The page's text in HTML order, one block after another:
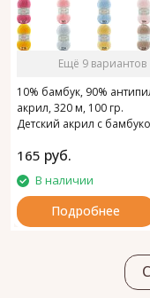
Ещё 9 вариантов
10% бамбук, 90%
акрил, 320 м, 100 гр.
Детский акрил с
165 руб.
В наличии
Подробнее